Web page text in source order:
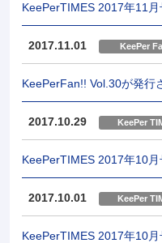
KeePerTIMES 2017年11月
2017.11.01 KeePer
KeePerFan!! Vol.30が発行
2017.10.29 KeePer
KeePerTIMES 2017年10月
2017.10.01 KeePer
KeePerTIMES 2017年10月